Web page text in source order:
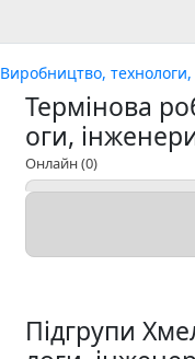
Виробництво,
Термінова
оги,
Онлайн(0)
Підгрупи